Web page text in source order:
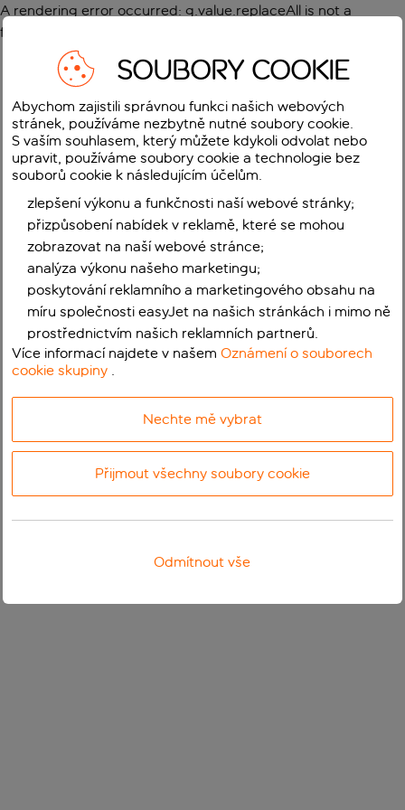
A rendering error occurred: g.value.replaceAll is not a
function
SOUBORY COOKIE
Abychom zajistili správnou funkci našich webových
stránek, používáme nezbytně nutné soubory cookie.
S vaším souhlasem, který můžete kdykoli odvolat nebo
upravit, používáme soubory cookie a technologie bez
souborů cookie k následujícím účelům.
zlepšení výkonu a funkčnosti naší webové stránky;
přizpůsobení nabídek v reklamě, které se mohou
zobrazovat na naší webové stránce;
analýza výkonu našeho marketingu;
poskytování reklamního a marketingového obsahu na
míru společnosti easyJet na našich stránkách i mimo ně
prostřednictvím našich reklamních partnerů.
Více informací najdete v našemOznámení o souborech
cookie skupiny .
Nechte mě vybrat
Přijmout všechny soubory cookie
Odmítnout vše